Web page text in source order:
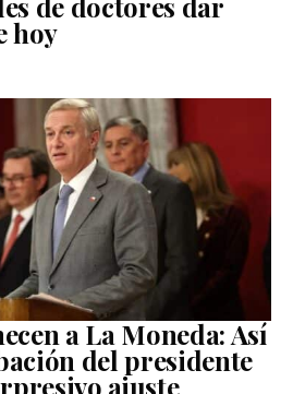
hoy
a La Moneda: Así
del presidente
ajuste